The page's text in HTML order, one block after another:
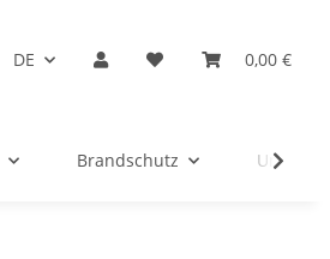
DE 0,00 €
Brandschutz